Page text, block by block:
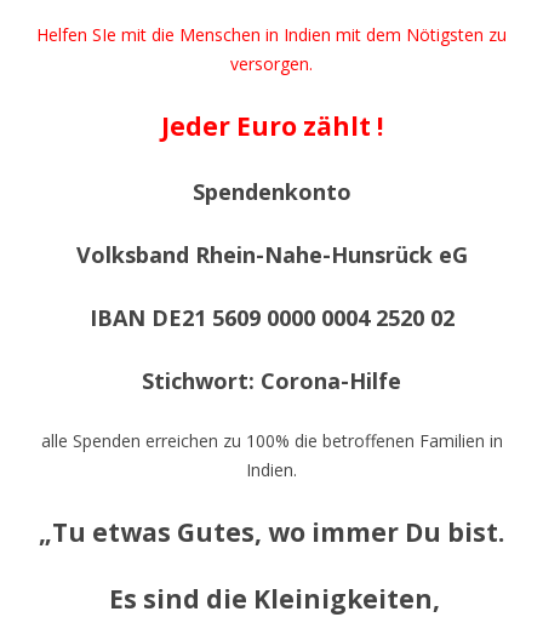
Helfen SIe mit die Menschen in Indien mit dem Nötigsten zu
versorgen.
Jeder Euro zählt !
Spendenkonto
Volksband Rhein-Nahe-Hunsrück eG
IBAN DE21 5609 0000 0004 2520 02
Stichwort: Corona-Hilfe
alle Spenden erreichen zu 100% die betroffenen Familien in
Indien.
„Tu etwas Gutes, wo immer Du bist.
Es sind die Kleinigkeiten,